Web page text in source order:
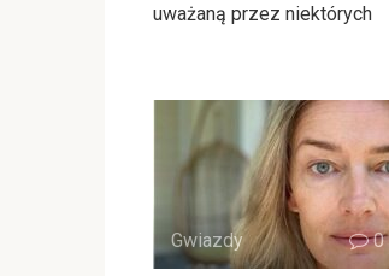
uważaną przez niektórych
Gwiazdy 0